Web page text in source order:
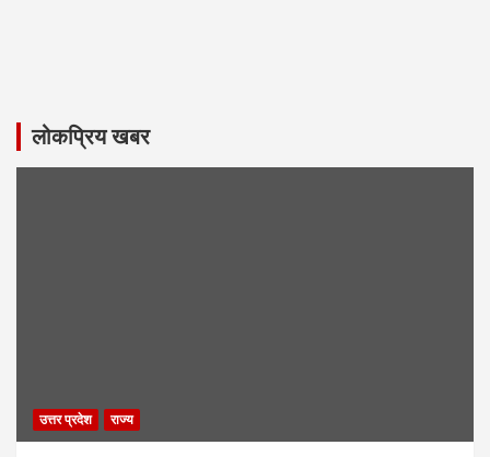
लोकप्रिय खबर
उत्तर प्रदेश राज्य